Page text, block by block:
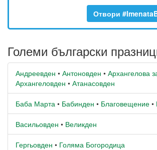
Отвори
Големи български
Андреевден • Антоновден • Архангелова
Архангеловден • Атанасовден
Баба Марта • Бабинден • Благовещение •
Васильовден • Великден
Гергьовден • Голяма Богородица